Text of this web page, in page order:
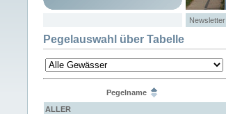
Newsletter
Pegelauswahl über Tabelle
Pegelname
ALLER